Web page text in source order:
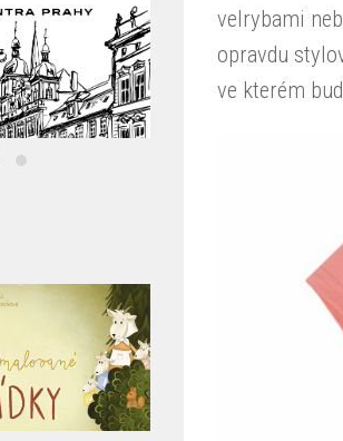
velrybami
opravdu
ve kterém